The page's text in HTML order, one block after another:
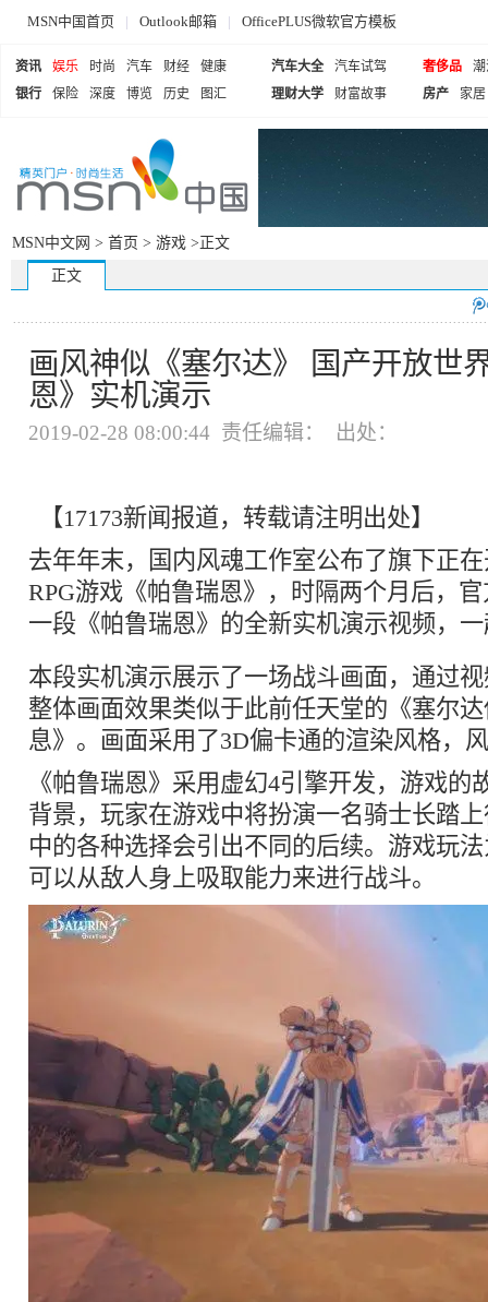
MSN中国首页 | Outlook邮箱 | OfficePLUS微软官方模板
资讯 娱乐 时尚 汽车 财经
健康
银行
保险 深度 博览 历史 图汇
汽车大全
汽车试驾
理财大学
财富故事
奢侈品
房产
家居
MSN中文网 > 首页 > 游戏 >正文
正文
画风神似《塞尔达》 国产开放世
恩》实机演示
2019-02-28 08:00:44 责任编辑： 出处：
【17173新闻报道，转载请注明出处】
去年年末，国内风魂工作室公布了旗下正
RPG游戏《帕鲁瑞恩》，时隔两个月后，
一段《帕鲁瑞恩》的全新实机演示视频，
本段实机演示展示了一场战斗画面，通过
整体画面效果类似于此前任天堂的《塞尔
息》。画面采用了3D偏卡通的渲染风格，
《帕鲁瑞恩》采用虚幻4引擎开发，游戏的
背景，玩家在游戏中将扮演一名骑士长踏
中的各种选择会引出不同的后续。游戏玩
可以从敌人身上吸取能力来进行战斗。